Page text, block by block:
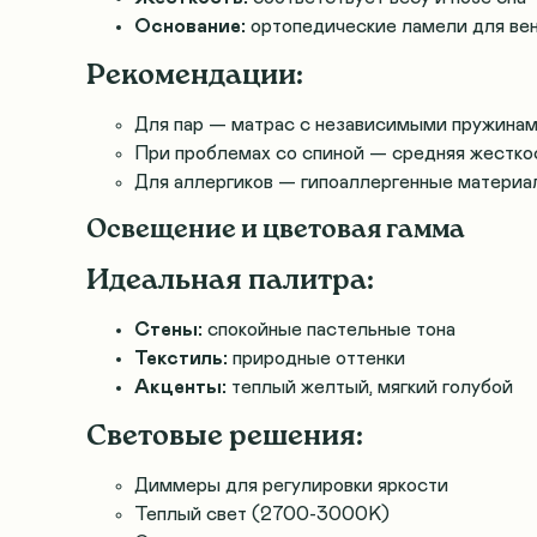
Основание: ортопедические ламели для
Рекомендации:
Для пар — матрас с независимыми
При проблемах со спиной — средняя
Для аллергиков — гипоаллергенные
Освещение и цветовая гамма
Идеальная палитра:
Стены: спокойные пастельные тона
Текстиль: природные оттенки
Акценты: теплый желтый, мягкий голубой
Световые решения:
Диммеры для регулировки яркости
Теплый свет (2700-3000K)